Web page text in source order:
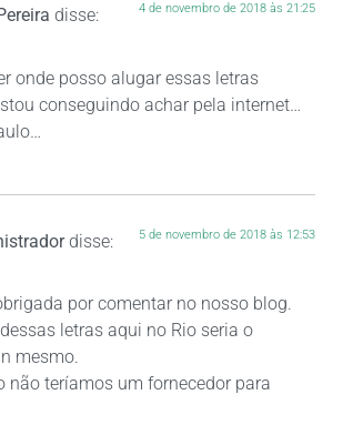
disse: 4 de novembro de 2018 às 21:25
onde posso alugar essas letras
conseguindo achar pela internet…
disse: 5 de novembro de 2018 às 12:53
por comentar no nosso blog.
letras aqui no Rio seria o
mesmo.
não teríamos um fornecedor para